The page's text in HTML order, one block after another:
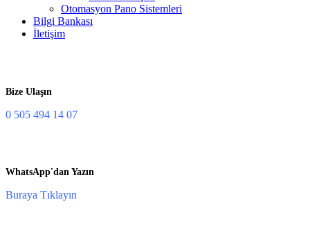
Otomasyon Pano Sistemleri
Bilgi Bankası
İletişim
Bize Ulaşın
0 505 494 14 07
WhatsApp'dan Yazın
Buraya Tıklayın